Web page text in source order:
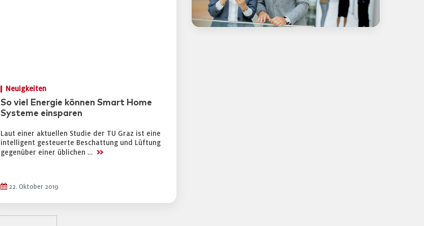
Neuigkeiten
So viel Energie können Smart Home
Systeme einsparen
Laut einer aktuellen Studie der TU Graz ist eine
intelligent gesteuerte Beschattung und Lüftung
gegenüber einer üblichen … >>
22. Oktober 2019